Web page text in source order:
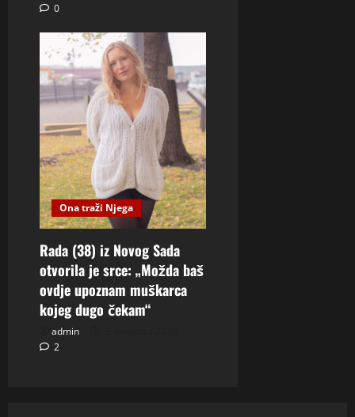
0
Ona traži Njega
Rada (38) iz Novog Sada
otvorila je srce: „Možda baš
ovdje upoznam muškarca
kojeg dugo čekam“
admin
2